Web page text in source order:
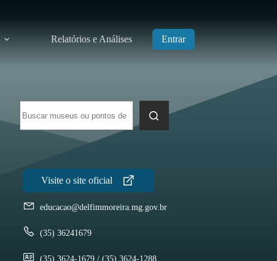
Relatórios e Análises Entrar
resultados
educacao@delfimmoreira.mg.gov.br
(35) 36241679
(35) 3624-1679 / (35) 3624-1288